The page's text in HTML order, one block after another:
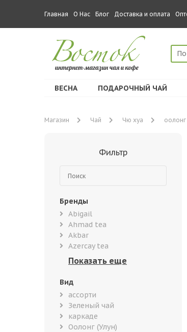
Главная О Нас Блог Доставка и оплата
ВЕСНА ПОДАРОЧНЫЙ ЧАЙ
Магазин Чай Чю хуа оолонг
Фильтр
Бренды
Abigail
Ahmad tea
Akbar
Azercay tea
Вид
ассорти
Зеленый чай
каркаде
Оолонг (Улун)